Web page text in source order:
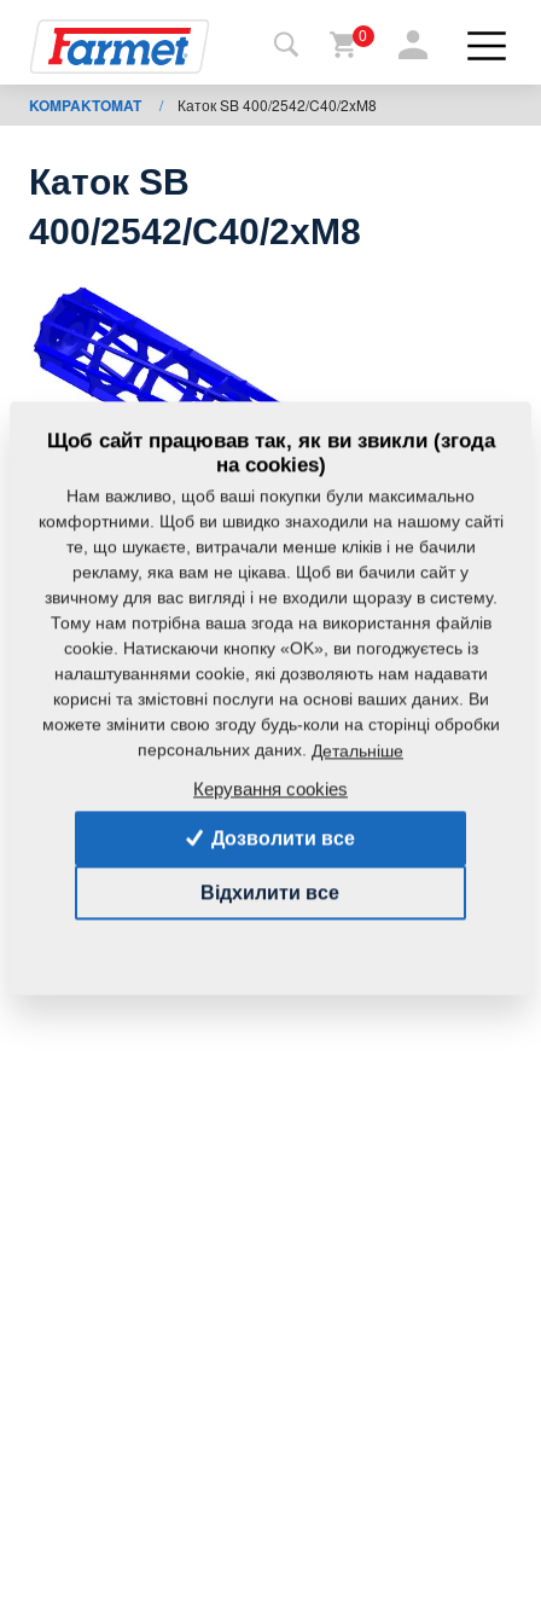
Назад
на
Farmet
Мої
машини
Завантаження
0
KOMPAKTOMAT / Каток SB 400/2542/C40/2xM8
Каток SB
400/2542/C40/2xM8
наступного обладнання:
Щоб сайт працював так, як ви звикли (згода
на cookies)
Нам важливо, щоб ваші покупки були максимально
комфортними. Щоб ви швидко знаходили на нашому сайті
те, що шукаєте, витрачали менше кліків і не бачили
рекламу, яка вам не цікава. Щоб ви бачили сайт у
звичному для вас вигляді і не входили щоразу в систему.
Тому нам потрібна ваша згода на використання файлів
cookie. Натискаючи кнопку «OK», ви погоджуєтесь із
налаштуваннями cookie, які дозволяють нам надавати
корисні та змістовні послуги на основі ваших даних. Ви
можете змінити свою згоду будь-коли на сторінці обробки
персональних даних. Детальніше
Керування cookies
Дозволити все
Відхилити все